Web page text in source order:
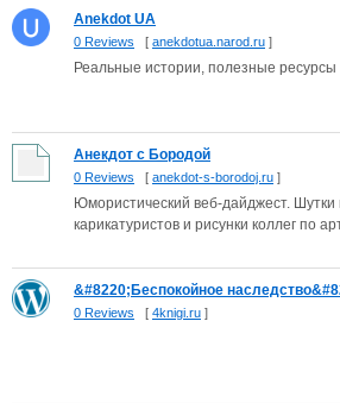
Anekdot UA
0 Reviews [ anekdotua.narod.ru ]
Реальные истории, полезные ресурсы
Анекдот с Бородой
0 Reviews [ anekdot-s-borodoj.ru ]
Юмористический веб-дайджест.
карикатуристов и рисунки коллег по
&#8220;Беспокойное
0 Reviews [ 4knigi.ru ]